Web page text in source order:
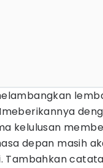
kelulusan
depan masih
Tambahkan